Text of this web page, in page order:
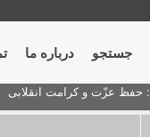
جستجو درباره ما